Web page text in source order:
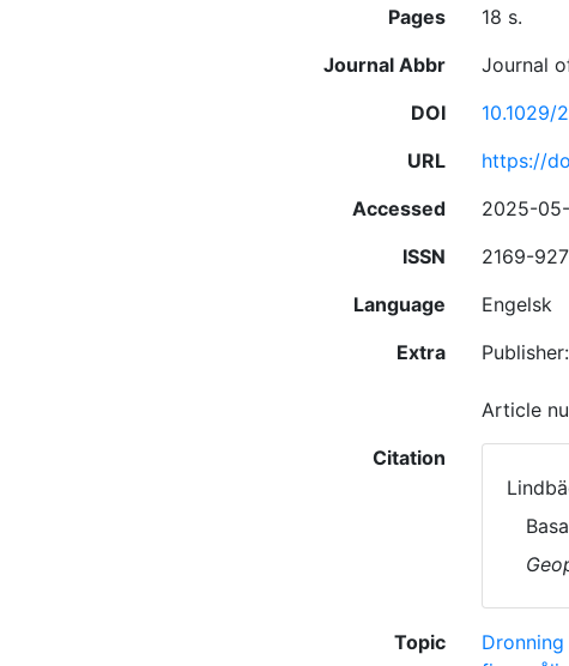
Pages
18 s.
Journal Abbr
Journal
DOI
10.1029/
URL
https://
Accessed
2025-
ISSN
2169-
Language
Engelsk
Extra
Article
Citation
Topic